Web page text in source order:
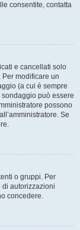
consentite, contatta
e cancellati solo
Per modificare un
(a cui è sempre
può essere
possono
Se
o gruppi. Per
di autorizzazioni
concedere.